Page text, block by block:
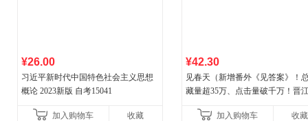
¥26.00
习近平新时代中国特色社会主义思想
概论 2023新版 自考15041
加入购物车 收藏
¥42.30
见春天（新增番外《见答案》！
藏量超35万、点击量破千万！晋
加入购物车
收藏